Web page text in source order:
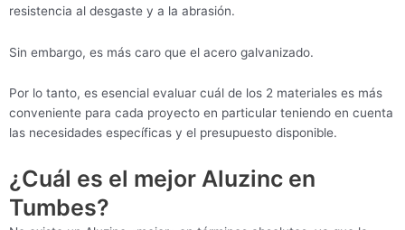
resistencia al desgaste y a la abrasión.
Sin embargo, es más caro que el acero galvanizado.
Por lo tanto, es esencial evaluar cuál de los 2 materiales es más
conveniente para cada proyecto en particular teniendo en cuenta
las necesidades específicas y el presupuesto disponible.
¿Cuál es el mejor Aluzinc en
Tumbes?